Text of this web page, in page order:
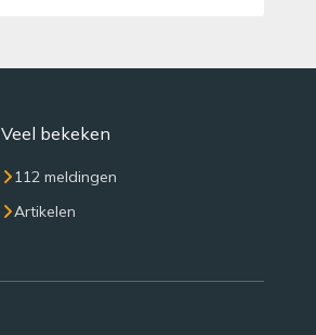
Veel bekeken
112 meldingen
Artikelen